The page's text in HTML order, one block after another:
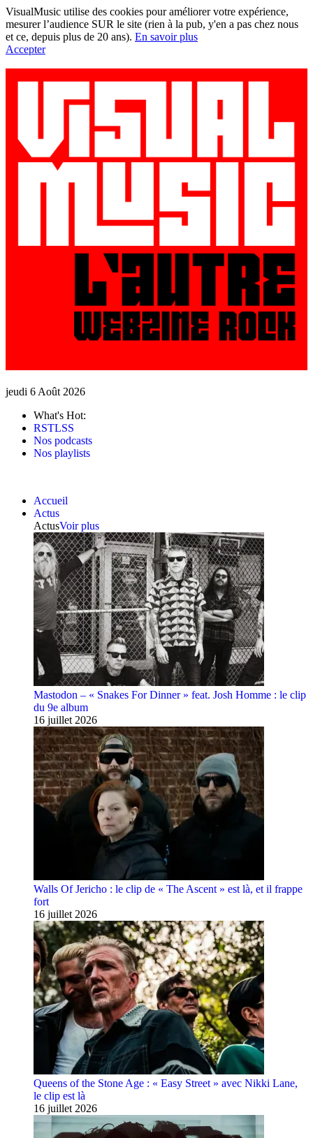
VisualMusic utilise des cookies pour améliorer votre expérience,
mesurer l’audience SUR le site (rien à la pub, y'en a pas chez nous
et ce, depuis plus de 20 ans). En savoir plus
Accepter
jeudi 6 Août 2026
What's Hot:
RSTLSS
Nos podcasts
Nos playlists
Accueil
Actus
ActusVoir plus
Mastodon – « Snakes For Dinner » feat. Josh Homme : le clip
du 9e album
16 juillet 2026
Walls Of Jericho : le clip de « The Ascent » est là, et il frappe
fort
16 juillet 2026
Queens of the Stone Age : « Easy Street » avec Nikki Lane,
le clip est là
16 juillet 2026